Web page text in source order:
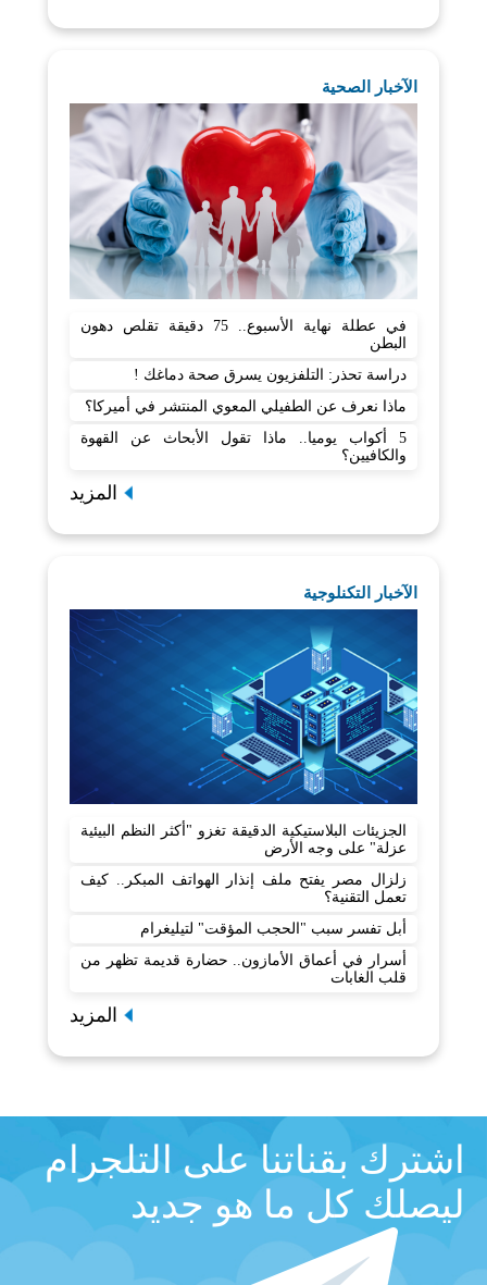
الآخبار الصحية
في عطلة نهاية الأسبوع.. 75 دقيقة تقلص دهون
البطن
دراسة تحذر: التلفزيون يسرق صحة دماغك !
ماذا نعرف عن الطفيلي المعوي المنتشر في أميركا؟
5 أكواب يوميا.. ماذا تقول الأبحاث عن القهوة
والكافيين؟
المزيد
الآخبار التكنلوجية
الجزيئات البلاستيكية الدقيقة تغزو "أكثر النظم البيئية
عزلة" على وجه الأرض
زلزال مصر يفتح ملف إنذار الهواتف المبكر.. كيف
تعمل التقنية؟
أبل تفسر سبب "الحجب المؤقت" لتيليغرام
أسرار في أعماق الأمازون.. حضارة قديمة تظهر من
قلب الغابات
المزيد
اشترك بقناتنا على التلجرام
ليصلك كل ما هو جديد